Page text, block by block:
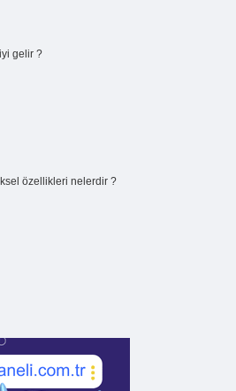
gelir ?
özellikleri nelerdir ?